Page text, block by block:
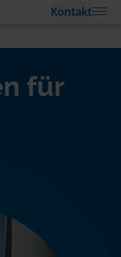
Kontakt
für